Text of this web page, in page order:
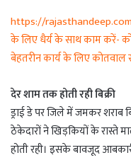
https://
के लिए धैर्य के साथ काम करें-
बेहतरीन कार्य के लिए कोतवाल
देर शाम तक होती रही बिक्री
ड्राई डे पर जिले में जमकर
ठेकेदारों ने खिड़कियों के रास्ते
होती रही। इसके बावजूद